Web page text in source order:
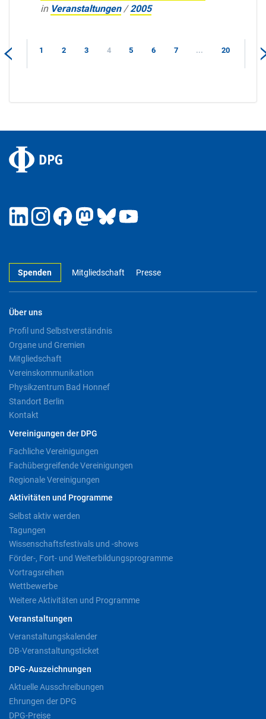
in Veranstaltungen /2005
1 2 3 4 5 6 7 ... 20
Spenden Mitgliedschaft Presse
Über uns
Profil und Selbstverständnis
Organe und Gremien
Mitgliedschaft
Vereinskommunikation
Physikzentrum Bad Honnef
Standort Berlin
Kontakt
Vereinigungen der DPG
Fachliche Vereinigungen
Fachübergreifende Vereinigungen
Regionale Vereinigungen
Aktivitäten und Programme
Selbst aktiv werden
Tagungen
Wissenschaftsfestivals und -shows
Förder-, Fort- und Weiterbildungsprogramme
Vortragsreihen
Wettbewerbe
Weitere Aktivitäten und Programme
Veranstaltungen
Veranstaltungskalender
DB-Veranstaltungsticket
DPG-Auszeichnungen
Aktuelle Ausschreibungen
Ehrungen der DPG
DPG-Preise